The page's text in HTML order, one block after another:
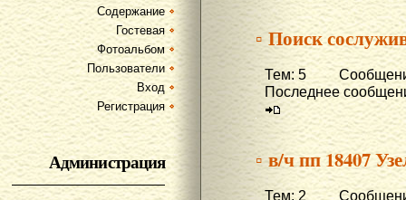
Содержание
Гостевая
Фотоальбом
Пользователи
Вход
Регистрация
Администрация
▫ Поиск
Тем: 5
Последнее
▫ в/ч пп 18407
Тем: 2